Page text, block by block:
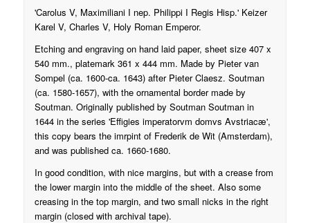
'Carolus V, Maximiliani I nep. Philippi I Regis Hisp.' Keizer
Karel V, Charles V, Holy Roman Emperor.
Etching and engraving on hand laid paper, sheet size 407 x
540 mm., platemark 361 x 444 mm. Made by Pieter van
Sompel (ca. 1600-ca. 1643) after Pieter Claesz. Soutman
(ca. 1580-1657), with the ornamental border made by
Soutman. Originally published by Soutman Soutman in
1644 in the series 'Effigies imperatorvm domvs Avstriacæ',
this copy bears the imrpint of Frederik de Wit (Amsterdam),
and was published ca. 1660-1680.
In good condition, with nice margins, but with a crease from
the lower margin into the middle of the sheet. Also some
creasing in the top margin, and two small nicks in the right
margin (closed with archival tape).